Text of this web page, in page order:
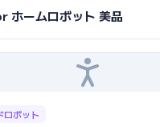
ームロボット 美品
ロボット